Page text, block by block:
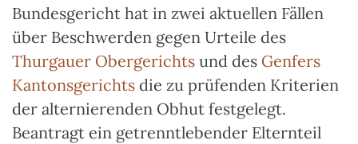
Bundesgericht hat in zwei aktuellen Fällen
über Beschwerden gegen Urteile des
Thurgauer Obergerichts und des Genfers
Kantonsgerichts die zu prüfenden Kriterien
der alternierenden Obhut festgelegt.
Beantragt ein getrenntlebender Elternteil